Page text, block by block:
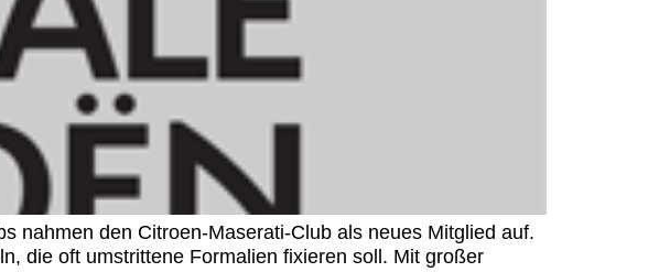
nahmen den Citroen-Maserati-Club als neues Mitglied auf.
die oft umstrittene Formalien fixieren soll. Mit großer